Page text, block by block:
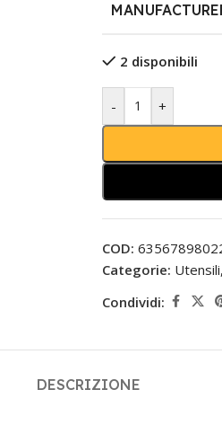
2 disponibili
- +
COD:
Categorie: Utensili,
Condividi:
DESCRIZIONE